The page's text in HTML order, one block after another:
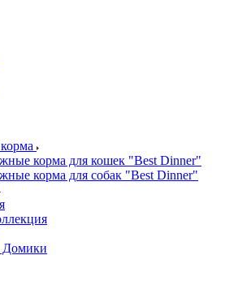
корма для кошек "Best Dinner"
корма для собак "Best Dinner"
Домики